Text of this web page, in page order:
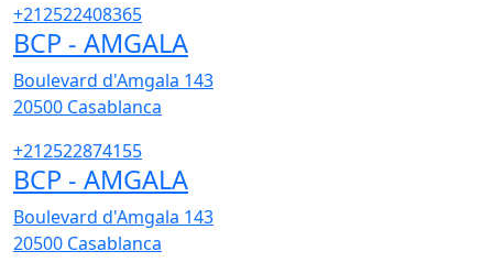
+212522408365
BCP - AMGALA
Boulevard d'Amgala 143
20500 Casablanca
+212522874155
BCP - AMGALA
Boulevard d'Amgala 143
20500 Casablanca